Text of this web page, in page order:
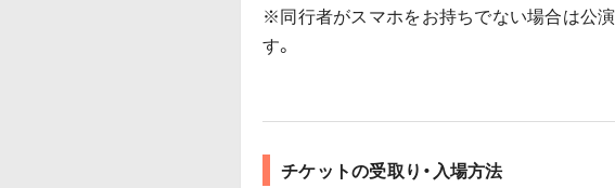
※同行者がスマホをお持ちでない場合は公演
す。
チケットの受取り・入場方法